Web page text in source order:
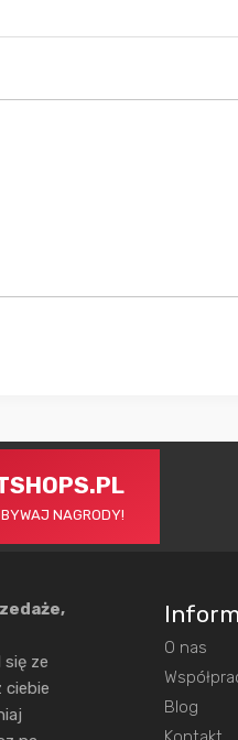
NAGRODY!
ze
ciebie
O nas
Blog